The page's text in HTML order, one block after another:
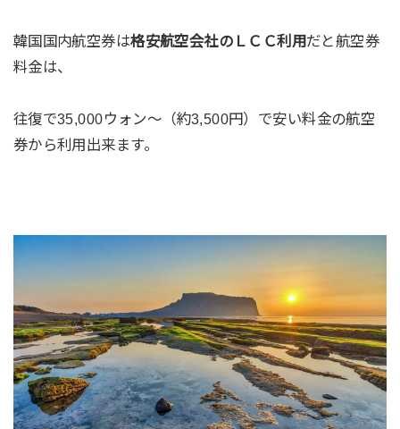
韓国国内航空券は格安航空会社のＬＣＣ利用だと航空券
料金は、
往復で35,000ウォン〜（約3,500円）で安い料金の航空
券から利用出来ます。